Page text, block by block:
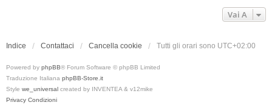
Vai A
Indice Contattaci Cancella cookie Tutti gli orari sono UTC+02:00
Powered by phpBB® Forum Software © phpBB Limited
Traduzione Italiana phpBB-Store.it
Style we_universal created by INVENTEA & v12mike
Privacy Condizioni